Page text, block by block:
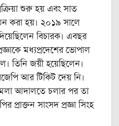
শুরু হয় এবং সাত
করা হয়। ২০১৯ সালে
বিচারক। এবছর
মধ্যপ্রদেশের ভোপাল
তিনি জয়ী হয়েছিলেন।
আর টিকিট দেয় নি।
আদালতে চলার পর তা
প্রাক্তন সাংসদ প্রজ্ঞা সিংহ